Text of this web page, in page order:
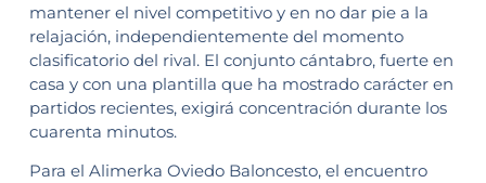
mantener el nivel competitivo y en no dar pie a la
relajación, independientemente del momento
clasificatorio del rival. El conjunto cántabro, fuerte en
casa y con una plantilla que ha mostrado carácter en
partidos recientes, exigirá concentración durante los
cuarenta minutos.
Para el Alimerka Oviedo Baloncesto, el encuentro